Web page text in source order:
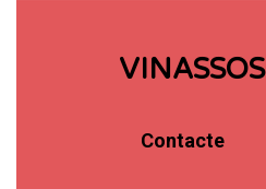
VINASSOS
Contacte